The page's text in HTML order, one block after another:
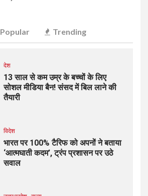
Popular Trending
देश
13 साल से कम उम्र के बच्चों के लिए
सोशल मीडिया बैन! संसद में बिल लाने की
तैयारी
विदेश
भारत पर 100% टैरिफ को अपनों ने बताया
‘आत्मघाती कदम’, ट्रंप प्रशासन पर उठे
सवाल